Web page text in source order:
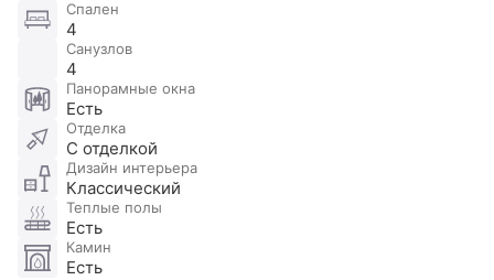
Спален
4
Санузлов
4
Панорамные окна
Есть
Отделка
С отделкой
Дизайн интерьера
Классический
Теплые полы
Есть
Камин
Есть